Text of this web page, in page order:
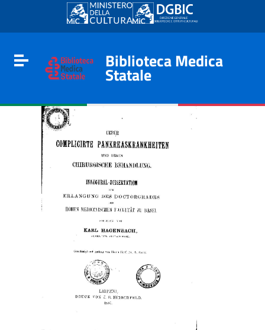
Go to content
Go to the navigation menu
Go to the footer
Toggle navigation
Biblioteca Medica
Statale